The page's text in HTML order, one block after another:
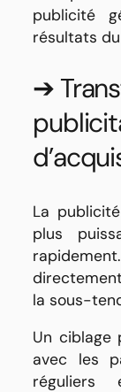
publicité
résultats
➔
La
plus
la sous-
Un ciblage
avec les